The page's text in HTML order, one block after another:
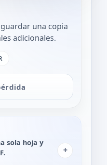
una copia
adicionales.
sola hoja y
+